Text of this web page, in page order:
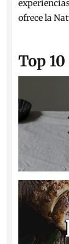
ofrece la
Top